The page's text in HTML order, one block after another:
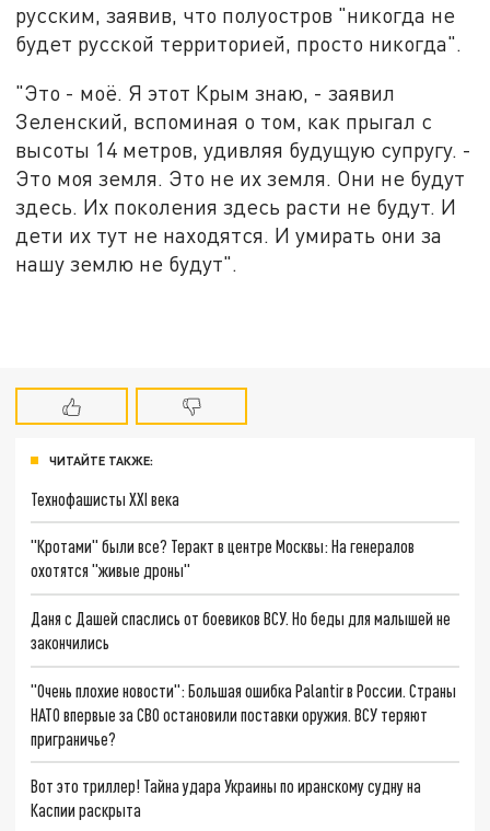
русским, заявив, что полуостров "никогда не
будет русской территорией, просто никогда".
"Это - моё. Я этот Крым знаю, - заявил
Зеленский, вспоминая о том, как прыгал с
высоты 14 метров, удивляя будущую супругу. -
Это моя земля. Это не их земля. Они не будут
здесь. Их поколения здесь расти не будут. И
дети их тут не находятся. И умирать они за
нашу землю не будут".
ЧИТАЙТЕ ТАКЖЕ:
Технофашисты XXI века
"Кротами" были все? Теракт в центре Москвы: На генералов
охотятся "живые дроны"
Даня с Дашей спаслись от боевиков ВСУ. Но беды для малышей не
закончились
"Очень плохие новости": Большая ошибка Palantir в России. Страны
НАТО впервые за СВО остановили поставки оружия. ВСУ теряют
приграничье?
Вот это триллер! Тайна удара Украины по иранскому судну на
Каспии раскрыта